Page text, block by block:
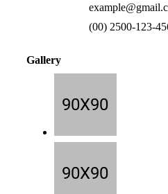
(00) 2500-123-
Gallery